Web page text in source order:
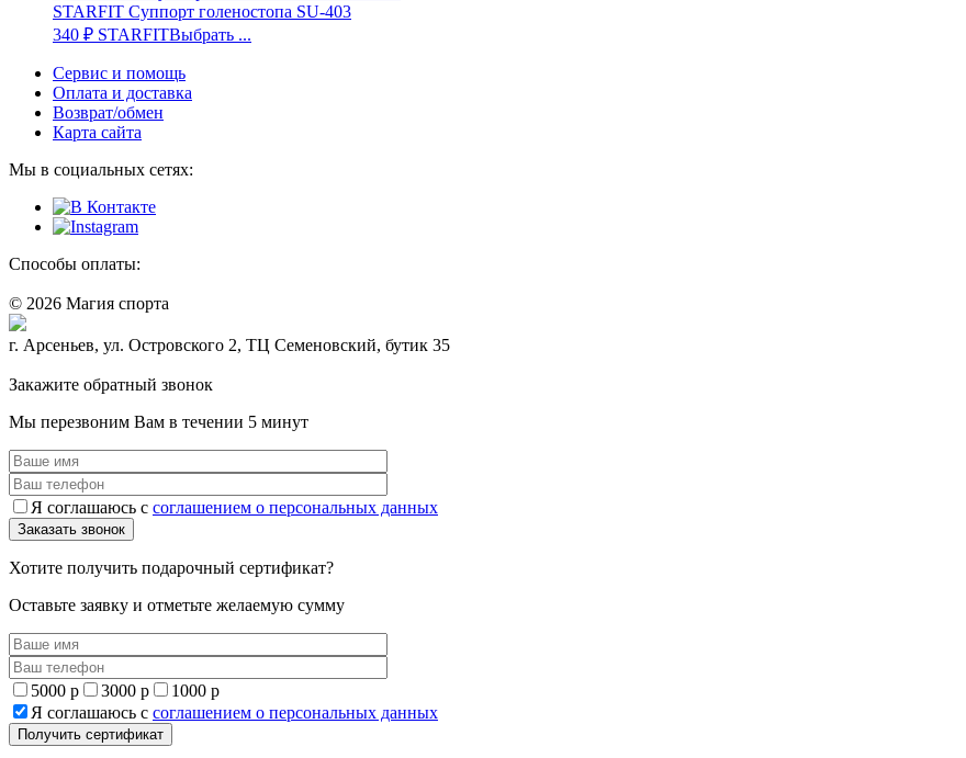
STARFIT Суппорт голеностопа SU-403
340 ₽ STARFITВыбрать ...
Сервис и помощь
Оплата и доставка
Возврат/обмен
Карта сайта
Мы в социальных сетях:
Способы оплаты:
© 2026 Магия спорта
г. Арсеньев, ул. Островского 2, ТЦ Семеновский, бутик 35
Закажите обратный звонок
Мы перезвоним Вам в течении 5 минут
Я соглашаюсь с соглашением о персональных данных
Хотите получить подарочный сертификат?
Оставьте заявку и отметьте желаемую сумму
5000 р 3000 р
1000 р
Я соглашаюсь с соглашением о персональных данных